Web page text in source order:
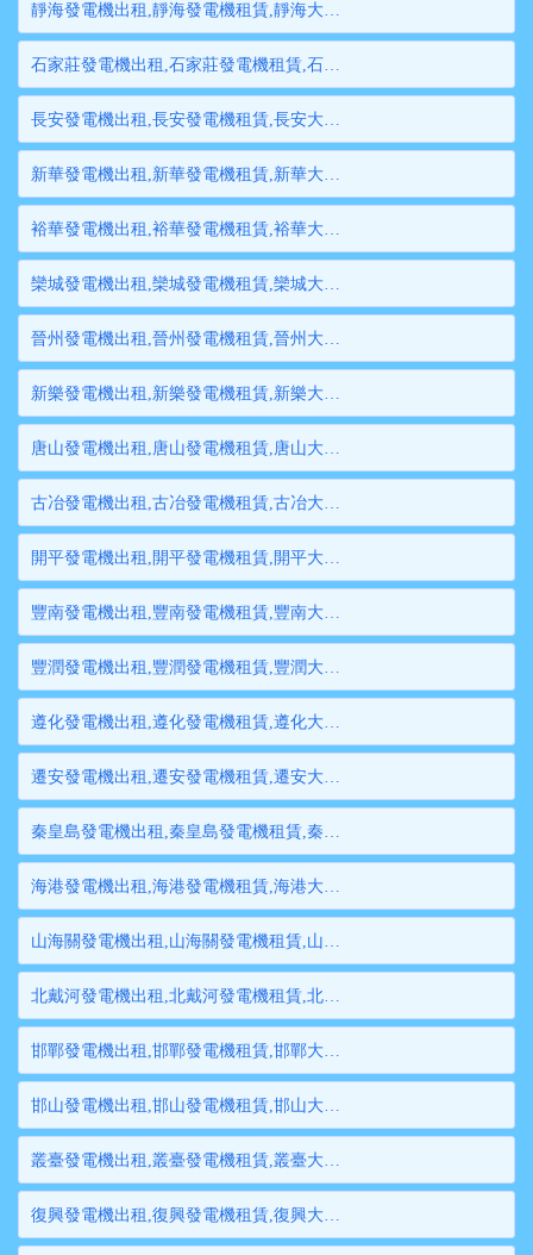
靜海發電機出租,靜海發電機租賃,靜海大型發電機出租,靜海柴油發電機租賃出租,靜海大型發電機租賃
石家莊發電機出租,石家莊發電機租賃,石家莊大型發電機出租,石家莊柴油發電機租賃出租,石家莊大型發電機租賃
長安發電機出租,長安發電機租賃,長安大型發電機出租,長安柴油發電機租賃出租,長安大型發電機租賃
新華發電機出租,新華發電機租賃,新華大型發電機出租,新華柴油發電機租賃出租,新華大型發電機租賃
裕華發電機出租,裕華發電機租賃,裕華大型發電機出租,裕華柴油發電機租賃出租,裕華大型發電機租賃
欒城發電機出租,欒城發電機租賃,欒城大型發電機出租,欒城柴油發電機租賃出租,欒城大型發電機租賃
晉州發電機出租,晉州發電機租賃,晉州大型發電機出租,晉州柴油發電機租賃出租,晉州大型發電機租賃
新樂發電機出租,新樂發電機租賃,新樂大型發電機出租,新樂柴油發電機租賃出租,新樂大型發電機租賃
唐山發電機出租,唐山發電機租賃,唐山大型發電機出租,唐山柴油發電機租賃出租,唐山大型發電機租賃
古冶發電機出租,古冶發電機租賃,古冶大型發電機出租,古冶柴油發電機租賃出租,古冶大型發電機租賃
開平發電機出租,開平發電機租賃,開平大型發電機出租,開平柴油發電機租賃出租,開平大型發電機租賃
豐南發電機出租,豐南發電機租賃,豐南大型發電機出租,豐南柴油發電機租賃出租,豐南大型發電機租賃
豐潤發電機出租,豐潤發電機租賃,豐潤大型發電機出租,豐潤柴油發電機租賃出租,豐潤大型發電機租賃
遵化發電機出租,遵化發電機租賃,遵化大型發電機出租,遵化柴油發電機租賃出租,遵化大型發電機租賃
遷安發電機出租,遷安發電機租賃,遷安大型發電機出租,遷安柴油發電機租賃出租,遷安大型發電機租賃
秦皇島發電機出租,秦皇島發電機租賃,秦皇島大型發電機出租,秦皇島柴油發電機租賃出租,秦皇島大型發電機租賃
海港發電機出租,海港發電機租賃,海港大型發電機出租,海港柴油發電機租賃出租,海港大型發電機租賃
山海關發電機出租,山海關發電機租賃,山海關大型發電機出租,山海關柴油發電機租賃出租,山海關大型發電機租賃
北戴河發電機出租,北戴河發電機租賃,北戴河大型發電機出租,北戴河柴油發電機租賃出租,北戴河大型發電機租賃
邯鄲發電機出租,邯鄲發電機租賃,邯鄲大型發電機出租,邯鄲柴油發電機租賃出租,邯鄲大型發電機租賃
邯山發電機出租,邯山發電機租賃,邯山大型發電機出租,邯山柴油發電機租賃出租,邯山大型發電機租賃
叢臺發電機出租,叢臺發電機租賃,叢臺大型發電機出租,叢臺柴油發電機租賃出租,叢臺大型發電機租賃
復興發電機出租,復興發電機租賃,復興大型發電機出租,復興柴油發電機租賃出租,復興大型發電機租賃